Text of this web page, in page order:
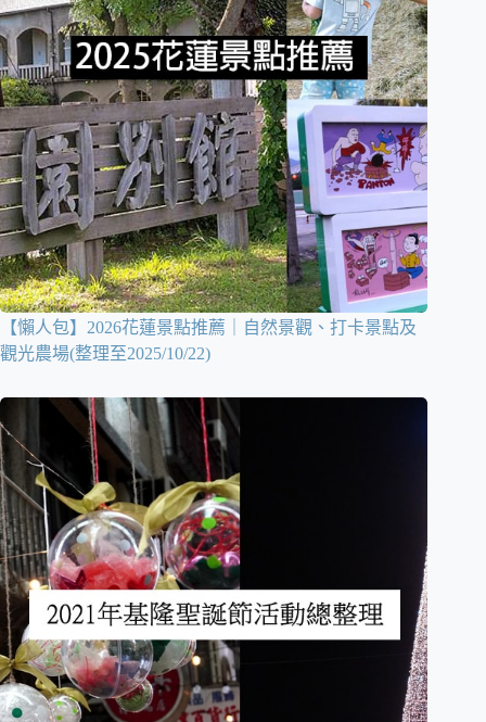
【懶人包】2026花蓮景點推薦｜自然景觀、打卡景點及
觀光農場(整理至2025/10/22)